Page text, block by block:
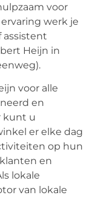
voor
werk je
assistent
Heijn in
voor alle
en
kunt u
er elke dag
op hun
en
lokale
van lokale